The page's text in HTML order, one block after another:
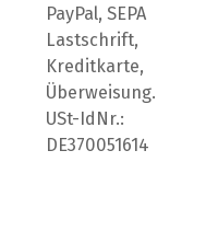
PayPal, SEPA
Lastschrift,
Kreditkarte,
Überweisung.
USt-IdNr.:
DE370051614